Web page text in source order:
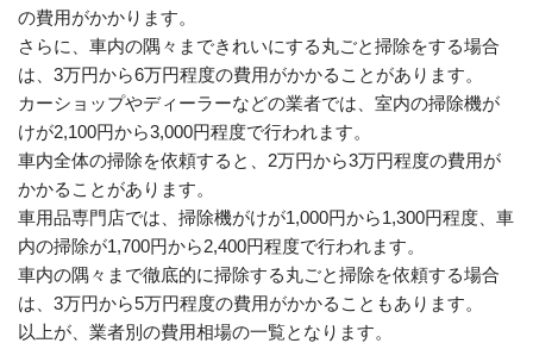
の費用がかかります。
さらに、車内の隅々まできれいにする丸ごと掃除をする場合
は、3万円から6万円程度の費用がかかることがあります。
カーショップやディーラーなどの業者では、室内の掃除機が
けが2,100円から3,000円程度で行われます。
車内全体の掃除を依頼すると、2万円から3万円程度の費用が
かかることがあります。
車用品専門店では、掃除機がけが1,000円から1,300円程度、車
内の掃除が1,700円から2,400円程度で行われます。
車内の隅々まで徹底的に掃除する丸ごと掃除を依頼する場合
は、3万円から5万円程度の費用がかかることもあります。
以上が、業者別の費用相場の一覧となります。